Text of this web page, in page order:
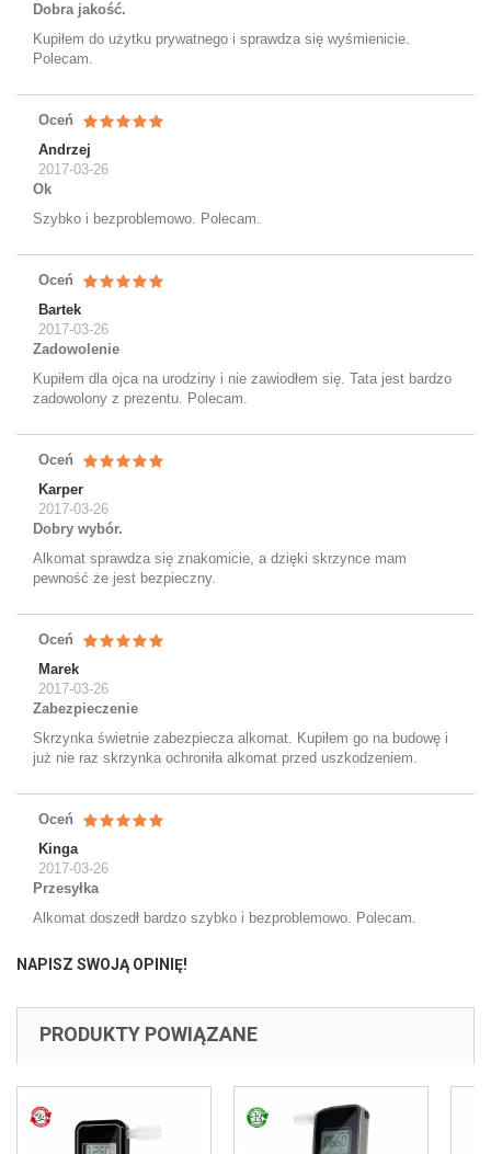
Dobra jakość.
Kupiłem do użytku prywatnego i sprawdza się wyśmienicie.
Polecam.
Oceń
Andrzej
2017-03-26
Ok
Szybko i bezproblemowo. Polecam.
Oceń
Bartek
2017-03-26
Zadowolenie
Kupiłem dla ojca na urodziny i nie zawiodłem się. Tata jest bardzo
zadowolony z prezentu. Polecam.
Oceń
Karper
2017-03-26
Dobry wybór.
Alkomat sprawdza się znakomicie, a dzięki skrzynce mam
pewność że jest bezpieczny.
Oceń
Marek
2017-03-26
Zabezpieczenie
Skrzynka świetnie zabezpiecza alkomat. Kupiłem go na budowę i
już nie raz skrzynka ochroniła alkomat przed uszkodzeniem.
Oceń
Kinga
2017-03-26
Przesyłka
Alkomat doszedł bardzo szybko i bezproblemowo. Polecam.
NAPISZ SWOJĄ OPINIĘ!
PRODUKTY POWIĄZANE